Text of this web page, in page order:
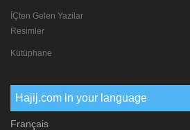
İÇten Gelen Yazilar
Resimler
Kütüphane
Hajij.com in your language
Français